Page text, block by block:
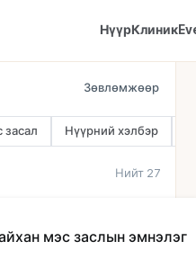
НүүрКлиник
Нүүрний хэлбэр
Нийт 27
мэс заслын эмнэлэг